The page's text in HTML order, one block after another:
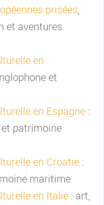
prisées,
et aventures
en
et
en Espagne :
patrimoine
en Croatie :
maritime
en Italie : art,